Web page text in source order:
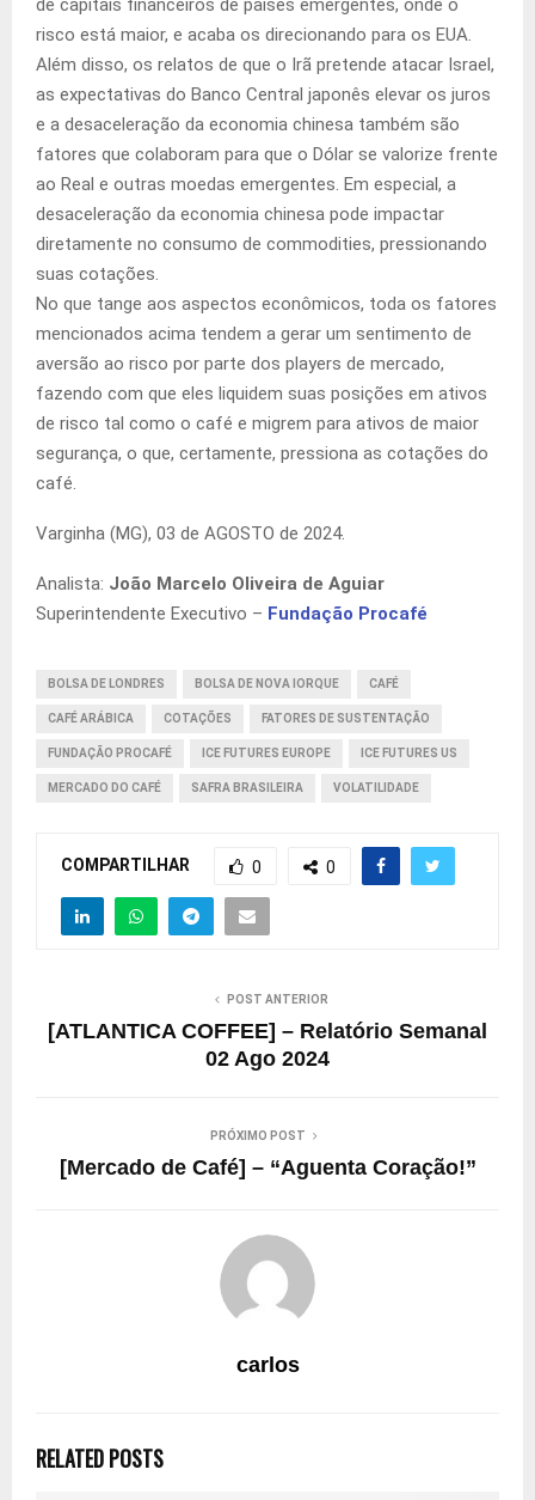
de capitais financeiros de países emergentes, onde o
risco está maior, e acaba os direcionando para os EUA.
Além disso, os relatos de que o Irã pretende atacar Israel,
as expectativas do Banco Central japonês elevar os juros
e a desaceleração da economia chinesa também são
fatores que colaboram para que o Dólar se valorize frente
ao Real e outras moedas emergentes. Em especial, a
desaceleração da economia chinesa pode impactar
diretamente no consumo de commodities, pressionando
suas cotações.
No que tange aos aspectos econômicos, toda os fatores
mencionados acima tendem a gerar um sentimento de
aversão ao risco por parte dos players de mercado,
fazendo com que eles liquidem suas posições em ativos
de risco tal como o café e migrem para ativos de maior
segurança, o que, certamente, pressiona as cotações do
café.
Varginha (MG), 03 de AGOSTO de 2024.
Analista: João Marcelo Oliveira de Aguiar
Superintendente Executivo – Fundação Procafé
BOLSA DE LONDRES BOLSA DE NOVA IORQUE CAFÉ
CAFÉ ARÁBICA COTAÇÕES FATORES DE SUSTENTAÇÃO
FUNDAÇÃO PROCAFÉ ICE FUTURES EUROPE ICE FUTURES US
MERCADO DO CAFÉ SAFRA BRASILEIRA VOLATILIDADE
COMPARTILHAR 0 0
POST ANTERIOR
[ATLANTICA COFFEE] – Relatório Semanal
02 Ago 2024
PRÓXIMO POST
[Mercado de Café] – “Aguenta Coração!”
carlos
RELATED POSTS